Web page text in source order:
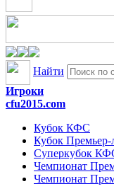
Найти
Игроки
cfu2015.com
Кубок КФС
Кубок
Суперкубок
Чемпионат
Чемпионат